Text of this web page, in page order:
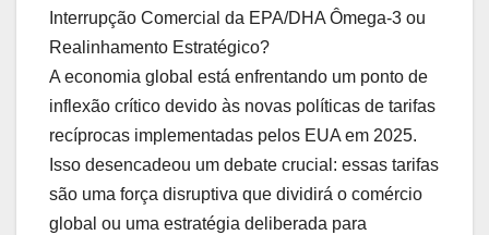
Interrupção Comercial da EPA/DHA Ômega-3 ou
Realinhamento Estratégico?
A economia global está enfrentando um ponto de
inflexão crítico devido às novas políticas de tarifas
recíprocas implementadas pelos EUA em 2025.
Isso desencadeou um debate crucial: essas tarifas
são uma força disruptiva que dividirá o comércio
global ou uma estratégia deliberada para